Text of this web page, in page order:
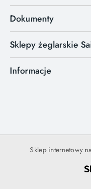
Dokumenty
Sklepy żeglarskie
Informacje
Sklep internetowy